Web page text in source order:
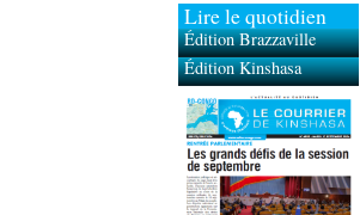
Lire le quotidien
Édition Brazzaville
Édition Kinshasa